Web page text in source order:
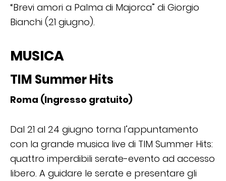
“Brevi amori a Palma di Majorca” di Giorgio
Bianchi (21 giugno).
MUSICA
TIM Summer Hits
Roma (Ingresso gratuito)
Dal 21 al 24 giugno torna l’appuntamento
con la grande musica live di TIM Summer Hits:
quattro imperdibili serate-evento ad accesso
libero. A guidare le serate e presentare gli